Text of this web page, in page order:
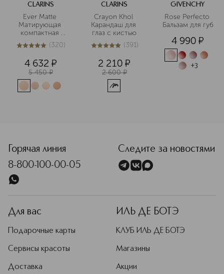
CLARINS
Ever Matte
Матирующая
компактная
пудра
5из 5320 (320)
4 632 ¤
5 450 ¤
CLARINS
Crayon Khol
Карандаш для
глаз с кистью
4.9из5391 (391)
2 210 ¤
2 600 ¤
GIVENCHY
Rose Perfecto
Бальзам для губ
4 990 ¤
+3
Горячая линия
8-800-100-00-05
Следите за новостями
Для вас
Подарочные карты
Сервисы красоты
Доставка
ИЛЬ ДЕ БОТЭ
КЛУБ ИЛЬ ДЕ БОТЭ
Магазины
Акции